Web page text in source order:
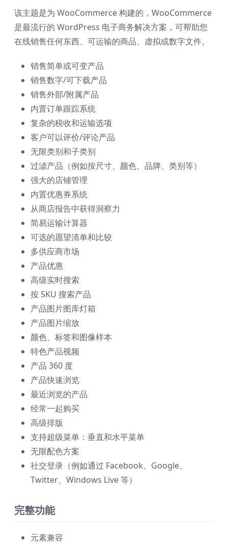
该主题是为 WooCommerce 构建的，WooCommerce
是最流行的 WordPress 电子商务解决方案，可帮助您
在线销售任何东西、可运输的商品、虚拟或数字文件。
销售简单或可变产品
销售数字/可下载产品
销售外部/附属产品
内置订单跟踪系统
复杂的税收和运输选项
客户可以评价/评论产品
无限类别和子类别
过滤产品（例如按尺寸、颜色、品牌、类别等）
强大的店铺管理
内置优惠券系统
从商店报告中获得洞察力
简易运输计算器
可选的愿望清单和比较
多供应商市场
产品优惠
高级实时搜索
按 SKU 搜索产品
产品图片图库灯箱
产品图片缩放
颜色、标签和图像样本
特色产品视频
产品 360 度
产品快速浏览
最近浏览的产品
经常一起购买
高级排版
支持超级菜单：垂直和水平菜单
无限配色方案
社交登录（例如通过 Facebook、Google、
Twitter、Windows Live 等）
完整功能
元素兼容